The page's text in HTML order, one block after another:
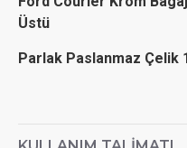
Üstü
Parlak Paslanmaz Çelik